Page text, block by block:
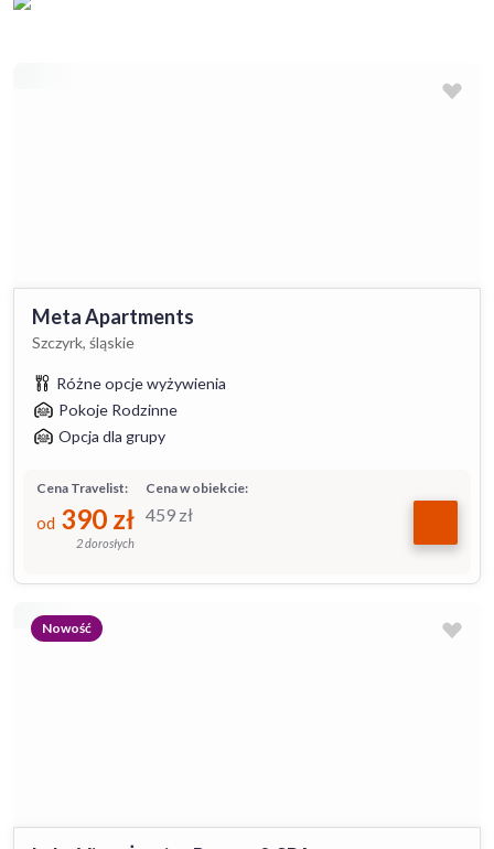
Meta Apartments
Szczyrk, śląskie
Różne opcje wyżywienia
Pokoje Rodzinne
Opcja dla grupy
Cena w obiekcie:
459 zł
Cena Travelist:
od 390 zł
2 dorosłych
Nowość